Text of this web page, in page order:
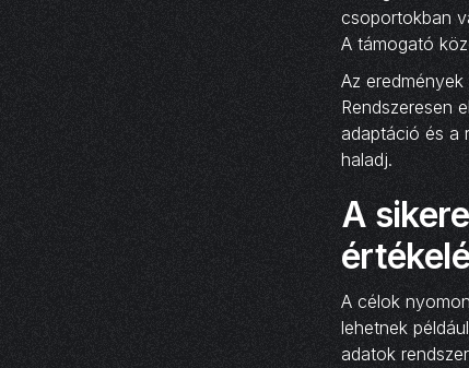
csoportokban
A támogató
Az
Rendszeresen
adaptáció és a
haladj.
A
A célok
lehetnek
adatok